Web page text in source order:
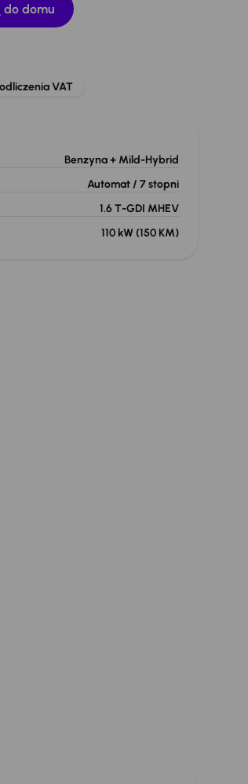
do domu
VAT
Benzyna+ Mild-Hybrid
Automat / 7 stopni
1.6 T-GDI MHEV
110 kW (150 KM)